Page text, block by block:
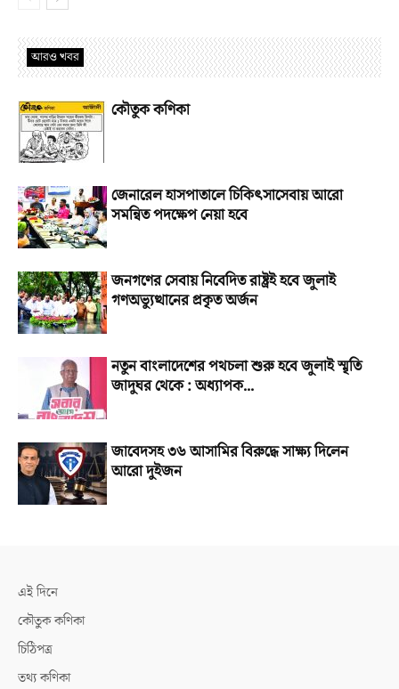
আরও খবর
কৌতুক কণিকা
জেনারেল হাসপাতালে চিকিৎসাসেবায় আরো
সমন্বিত পদক্ষেপ নেয়া হবে
জনগণের সেবায় নিবেদিত রাষ্ট্রই হবে জুলাই
গণঅভ্যুত্থানের প্রকৃত অর্জন
নতুন বাংলাদেশের পথচলা শুরু হবে জুলাই স্মৃতি
জাদুঘর থেকে : অধ্যাপক...
জাবেদসহ ৩৬ আসামির বিরুদ্ধে সাক্ষ্য দিলেন
আরো দুইজন
এই দিনে
কৌতুক কণিকা
চিঠিপত্র
তথ্য কণিকা